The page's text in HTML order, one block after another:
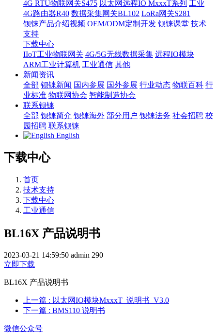
4G RTU物联网关S475 以太网远程IO MxxxT系列 工业
4G路由器R40 数据采集网关BL102 LoRa网关S281
钡铼产品介绍视频 OEM/ODM定制开发 钡铼课堂 技术
支持
下载中心
IIoT工业物联网关 4G/5G无线数据采集 远程IO模块
ARM工业计算机 工业通信 其他
新闻资讯
全部 钡铼新闻 国内参展 国外参展 行业动态 物联百科 行
业标准 物联网协会 智能制造协会
联系钡铼
全部 钡铼简介 钡铼海外 部分用户 钡铼法务 社会招聘 校
园招聘 联系钡铼
English
下载中心
首页
技术支持
下载中心
工业通信
BL16X 产品说明书
2023-03-21 14:59:50 admin 290
立即下载
BL16X 产品说明书
上一篇 : 以太网IO模块MxxxT_说明书_V3.0
下一篇 : BMS110 说明书
微信公众号